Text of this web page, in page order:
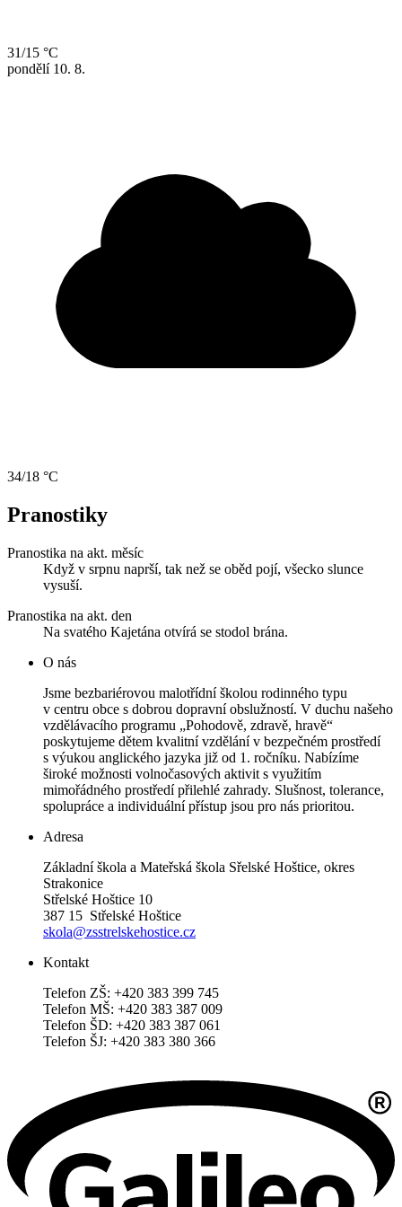
31/15 °C
pondělí 10. 8.
34/18 °C
Pranostiky
Pranostika na akt. měsíc
Když v srpnu naprší, tak než se oběd pojí, všecko slunce
vysuší.
Pranostika na akt. den
Na svatého Kajetána otvírá se stodol brána.
O nás
Jsme bezbariérovou malotřídní školou rodinného typu
v centru obce s dobrou dopravní obslužností. V duchu našeho
vzdělávacího programu „Pohodově, zdravě, hravě“
poskytujeme dětem kvalitní vzdělání v bezpečném prostředí
s výukou anglického jazyka již od 1. ročníku. Nabízíme
široké možnosti volnočasových aktivit s využitím
mimořádného prostředí přilehlé zahrady. Slušnost, tolerance,
spolupráce a individuální přístup jsou pro nás prioritou.
Adresa
Základní škola a Mateřská škola Sřelské Hoštice, okres
Strakonice
Střelské Hoštice 10
387 15 Střelské Hoštice
skola@zsstrelskehostice.cz
Kontakt
Telefon ZŠ: +420 383 399 745
Telefon MŠ: +420 383 387 009
Telefon ŠD: +420 383 387 061
Telefon ŠJ: +420 383 380 366